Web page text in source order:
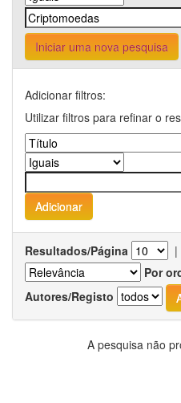
Iniciar uma nova pesquisa
Adicionar filtros:
Utilizar filtros para refinar o
Resultados/Página |
Por
Autores/Registo
A pesquisa não